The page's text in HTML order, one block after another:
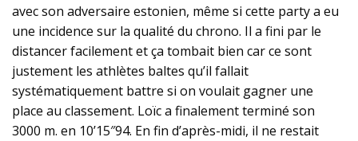
avec son adversaire estonien, même si cette party a eu
une incidence sur la qualité du chrono. Il a fini par le
distancer facilement et ça tombait bien car ce sont
justement les athlètes baltes qu’il fallait
systématiquement battre si on voulait gagner une
place au classement. Loïc a finalement terminé son
3000 m. en 10’15″94. En fin d’après-midi, il ne restait